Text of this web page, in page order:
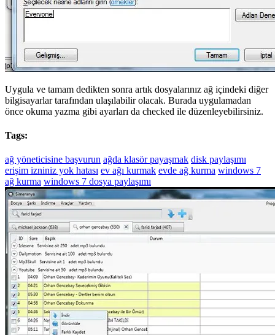
Uygula ve tamam dedikten sonra artık dosyalarınız ağ içindeki diğer
bilgisayarlar tarafından ulaşılabilir olacak. Burada uygulamadan
önce okuma yazma gibi ayarları da checked ile düzenleyebilirsiniz.
Tags:
ağ yöneticisine başvurun ağda klasör payaşmak disk paylaşımı
erişim izniniz yok hatası ev ağı kurmak evde ağ kurma windows 7
ağ kurma windows 7 dosya paylaşımı